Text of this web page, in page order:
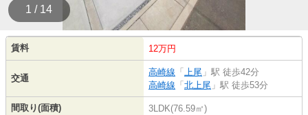
1 / 14
賃料 12万円
交通
高崎線 「 上尾 」駅 徒歩42分
高崎線 「 北上尾 」駅 徒歩53分
間取り(面積) 3LDK(76.59㎡)